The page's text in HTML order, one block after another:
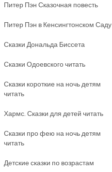
Питер Пэн Сказочная повесть
Питер Пэн в Кенсингтонском Саду
Сказки Дональда Биссета
Сказки Одоевского читать
Сказки короткие на ночь детям
читать
Хармс. Сказки для детей читать
Сказки про фею на ночь детям
читать
Детские сказки по возрастам